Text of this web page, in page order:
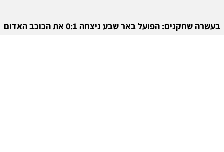
בעשרה שחקנים: הפועל באר שבע ניצחה 0:1 את הכוכב האדום